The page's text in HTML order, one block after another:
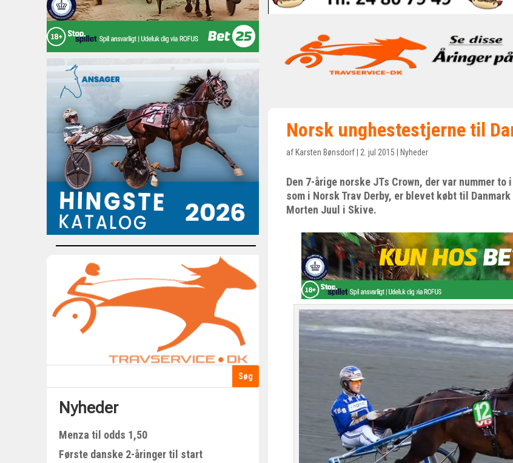
Nyheder
Menza til odds 1,50
Første danske 2-åringer til start
Norsk unghestestjerne til
af Karsten Bønsdorf 2. jul 2015 Nyheder
Den 7-årige norske JTs Crown, der var nummer
som i Norsk Trav Derby, er blevet købt til
Morten Juul i Skive.